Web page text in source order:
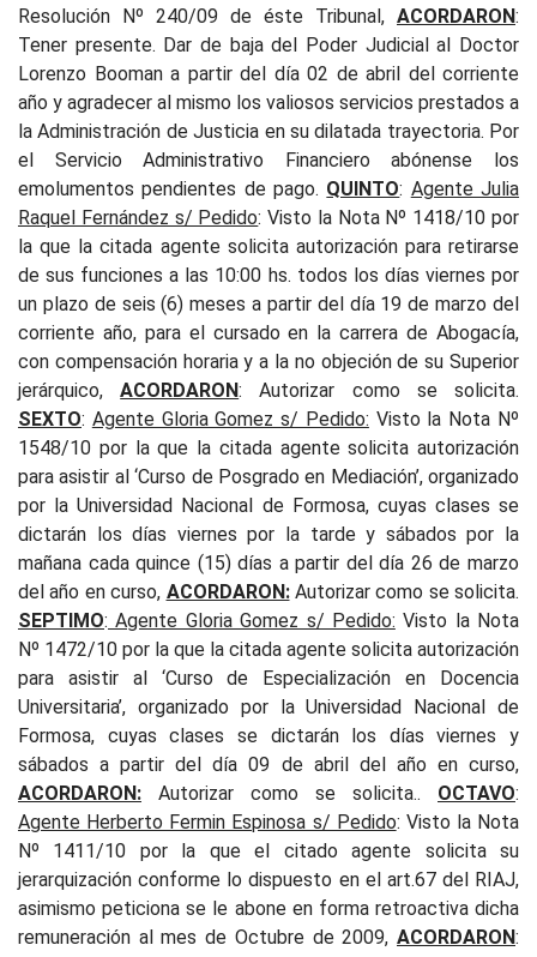
Resolución Nº 240/09 de éste Tribunal, ACORDARON:
Tener presente. Dar de baja del Poder Judicial al Doctor
Lorenzo Booman a partir del día 02 de abril del corriente
año y agradecer al mismo los valiosos servicios prestados a
la Administración de Justicia en su dilatada trayectoria. Por
el Servicio Administrativo Financiero abónense los
emolumentos pendientes de pago. QUINTO: Agente Julia
Raquel Fernández s/ Pedido: Visto la Nota Nº 1418/10 por
la que la citada agente solicita autorización para retirarse
de sus funciones a las 10:00 hs. todos los días viernes por
un plazo de seis (6) meses a partir del día 19 de marzo del
corriente año, para el cursado en la carrera de Abogacía,
con compensación horaria y a la no objeción de su Superior
jerárquico,ACORDARON: Autorizar como se solicita.
SEXTO: Agente Gloria Gomez s/ Pedido: Visto la Nota Nº
1548/10 por la que la citada agente solicita autorización
para asistir al ‘Curso de Posgrado en Mediación’, organizado
por la Universidad Nacional de Formosa, cuyas clases se
dictarán los días viernes por la tarde y sábados por la
mañana cada quince (15) días a partir del día 26 de marzo
del año en curso, ACORDARON:Autorizar como se solicita.
SEPTIMO: Agente Gloria Gomez s/ Pedido: Visto la Nota
Nº 1472/10 por la que la citada agente solicita autorización
para asistir al ‘Curso de Especialización en Docencia
Universitaria’, organizado por la Universidad Nacional de
Formosa, cuyas clases se dictarán los días viernes y
sábados a partir del día 09 de abril del año en curso,
ACORDARON: Autorizar como se solicita.. OCTAVO:
Agente Herberto Fermin Espinosa s/ Pedido: Visto la Nota
Nº 1411/10 por la que el citado agente solicita su
jerarquización conforme lo dispuesto en el art.67 del RIAJ,
asimismo peticiona se le abone en forma retroactiva dicha
remuneración al mes de Octubre de 2009, ACORDARON: